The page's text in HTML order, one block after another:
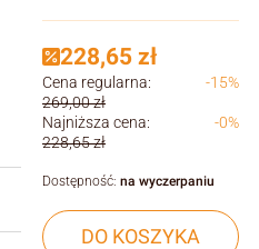
228,65 zł
Cena regularna:
269,00 zł
-15%
Najniższa cena:
228,65 zł
-0%
DO KOSZYKA
Dostępność: na wyczerpaniu